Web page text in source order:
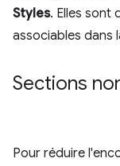
Styles. Elles sont
associables dans
Sections
Pour réduire